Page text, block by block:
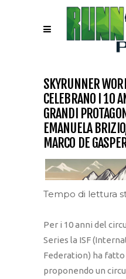
SKYRUNNER
CELEBRANO I 10
GRANDI
EMANUELA
MARCO DE
Tempo di lettura
Per i 10 anni del
Series la ISF
Federation) ha fatto
proponendo un